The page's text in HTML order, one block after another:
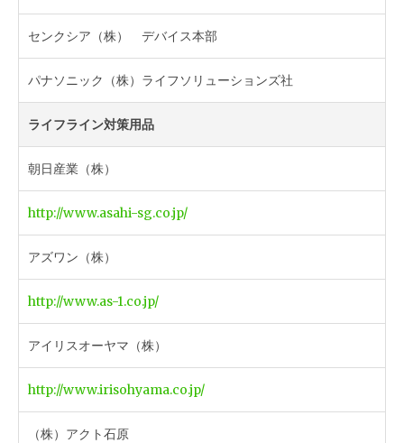
センクシア（株） デバイス本部
パナソニック（株）ライフソリューションズ社
ライフライン対策用品
朝日産業（株）
http://www.asahi-sg.co.jp/
アズワン（株）
http://www.as-1.co.jp/
アイリスオーヤマ（株）
http://www.irisohyama.co.jp/
（株）アクト石原